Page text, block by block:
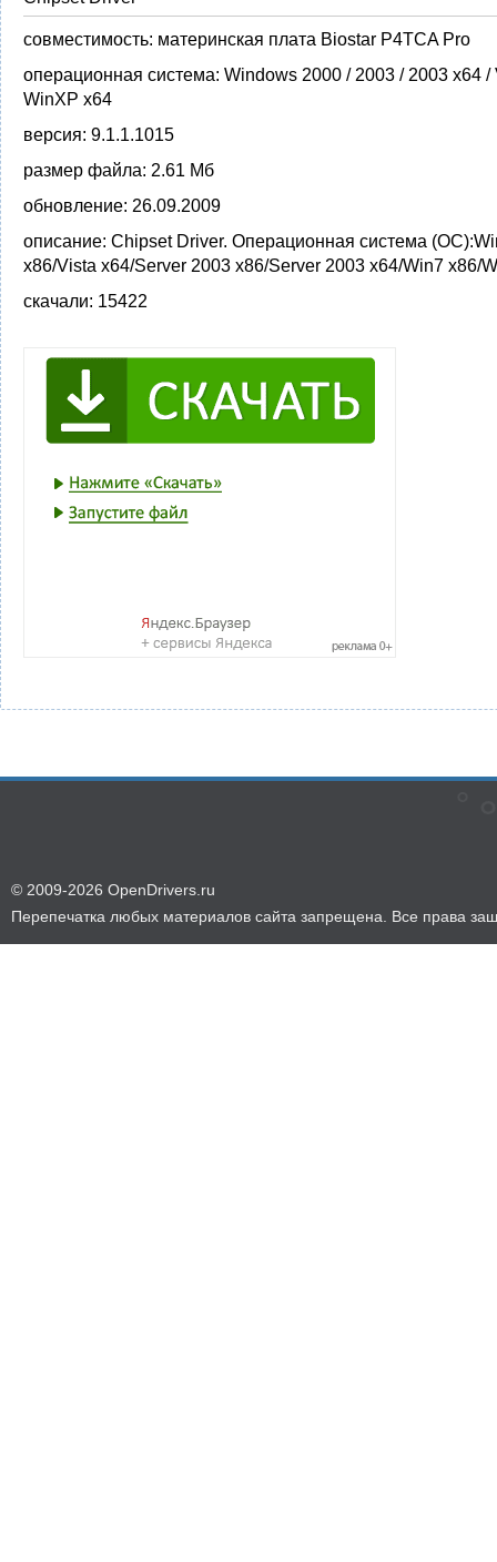
совместимость: материнская плата Biostar P4TCA Pro
операционная система: Windows 2000 / 2003 / 2003 x64
WinXP x64
версия: 9.1.1.1015
размер файла: 2.61 Мб
обновление: 26.09.2009
описание: Chipset Driver. Операционная система
x86/Vista x64/Server 2003 x86/Server 2003 x64/Win7 x86/
скачали: 15422
© 2009-2026 OpenDrivers.ru
Перепечатка любых материалов сайта запрещена. Все права